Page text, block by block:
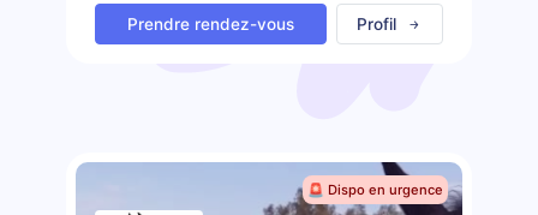
Prendre rendez-vous Profil
🚨 Dispo en urgence